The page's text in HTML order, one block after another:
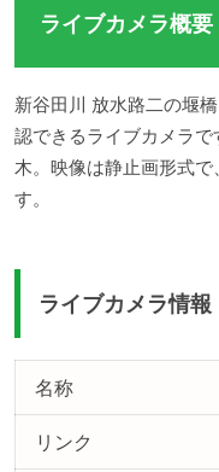
ライブカメラ概要
新谷田川 放水路二の堰
認できるライブカメラ
木。映像は静止画形式
す。
ライブカメラ情報
名称
リンク